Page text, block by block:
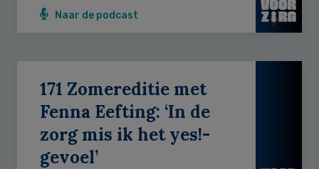
Naar de podcast
171 Zomereditie met
Fenna Eefting: ‘In de
zorg mis ik het yes!-
gevoel’